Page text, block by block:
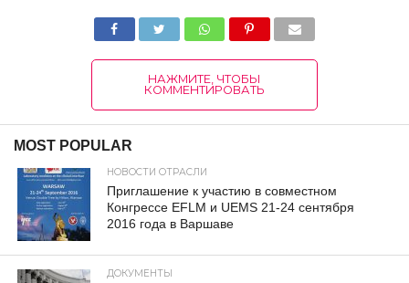
НАЖМИТЕ, ЧТОБЫ
КОММЕНТИРОВАТЬ
MOST POPULAR
НОВОСТИ ОТРАСЛИ
Приглашение к участию в совместном
Конгрессе EFLM и UEMS 21-24 сентября
2016 года в Варшаве
ДОКУМЕНТЫ